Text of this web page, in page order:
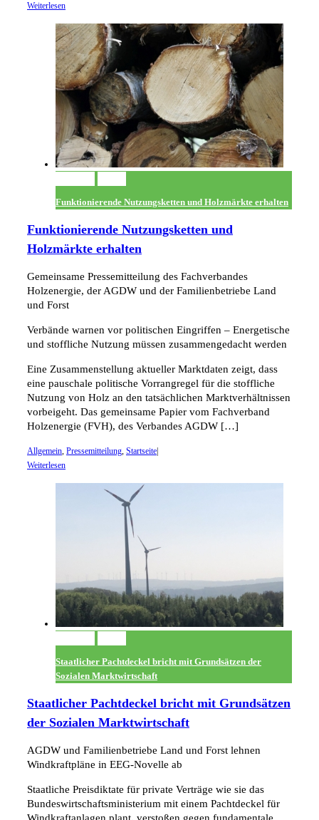
Weiterlesen
Funktionierende Nutzungsketten und Holzmärkte erhalten
Funktionierende Nutzungsketten und
Holzmärkte erhalten
Gemeinsame Pressemitteilung des Fachverbandes
Holzenergie, der AGDW und der Familienbetriebe Land
und Forst
Verbände warnen vor politischen Eingriffen – Energetische
und stoffliche Nutzung müssen zusammengedacht werden
Eine Zusammenstellung aktueller Marktdaten zeigt, dass
eine pauschale politische Vorrangregel für die stoffliche
Nutzung von Holz an den tatsächlichen Marktverhältnissen
vorbeigeht. Das gemeinsame Papier vom Fachverband
Holzenergie (FVH), des Verbandes AGDW […]
Allgemein, Pressemitteilung, Startseite
Weiterlesen
Staatlicher Pachtdeckel bricht mit Grundsätzen der
Sozialen Marktwirtschaft
Staatlicher Pachtdeckel bricht mit Grundsätzen
der Sozialen Marktwirtschaft
AGDW und Familienbetriebe Land und Forst lehnen
Windkraftpläne in EEG-Novelle ab
Staatliche Preisdiktate für private Verträge wie sie das
Bundeswirtschaftsministerium mit einem Pachtdeckel für